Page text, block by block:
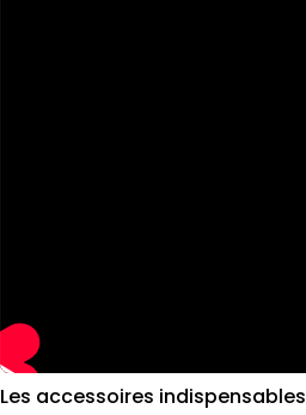
Les accessoires indispensables